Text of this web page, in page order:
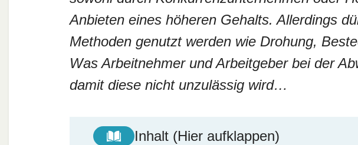
Anbieten eines höheren Gehalts. Allerdings
Methoden genutzt werden wie Drohung,
Was Arbeitnehmer und Arbeitgeber bei der
damit diese nicht unzulässig wird…
Inhalt (Hier aufklappen)